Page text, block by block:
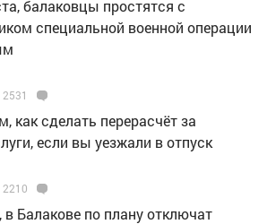
балаковцы простятся с
специальной военной операции
2531
как сделать перерасчёт за
если вы уезжали в отпуск
2210
в Балакове по плану отключат